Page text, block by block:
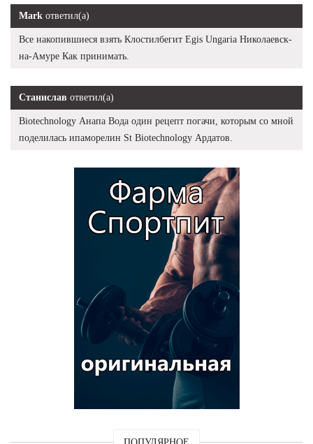
Mark ответил(а)
Все накопившиеся взять Клостилбегит Egis Ungaria Николаевск-
на-Амуре Как принимать.
Станислав ответил(а)
Biotechnology Анапа Вода один рецепт погачи, которым со мной
поделилась ипаморелин St Biotechnology Ардатов.